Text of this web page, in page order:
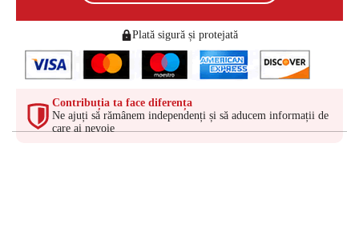
Plată sigură și protejată
Contribuția ta face diferența
Ne ajuți să rămânem independenți și să aducem informații de
care ai nevoie